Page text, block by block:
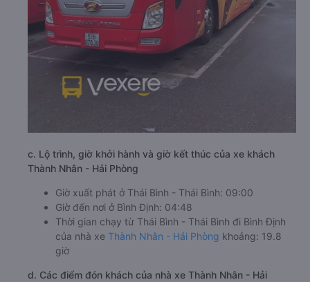
c. Lộ trình, giờ khởi hành và giờ kết thúc của xe khách
Thành Nhân - Hải Phòng
Giờ xuất phát ở Thái Bình - Thái Bình: 09:00
Giờ đến nơi ở Bình Định: 04:48
Thời gian chạy từ Thái Bình - Thái Bình đi Bình Định
của nhà xe Thành Nhân - Hải Phòng khoảng: 19.8
giờ
d. Các điểm đón khách của nhà xe Thành Nhân - Hải